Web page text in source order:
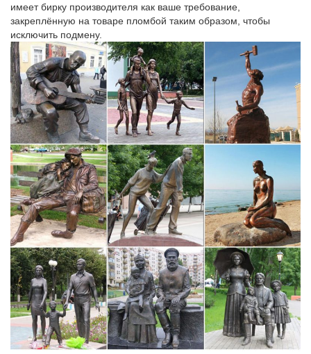
9 клиник в Санкт-Петербурге.
pyramidweb.ru/egy-6.html
Почему в Санкт-Петербурге во 2-й половине XIX века нельзя
было…
имеет бирку производителя как ваше требование,
закреплённую на товаре пломбой таким образом, чтобы
исключить подмену.